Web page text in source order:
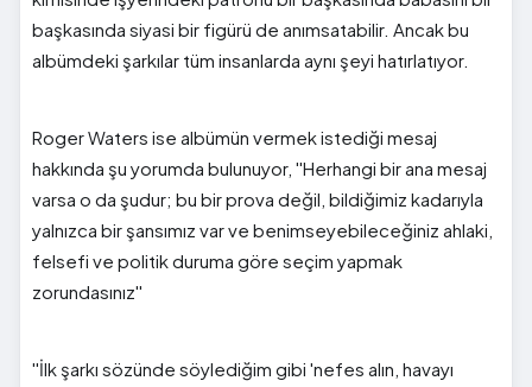
başkasında siyasi bir figürü de anımsatabilir. Ancak bu
albümdeki şarkılar tüm insanlarda aynı şeyi hatırlatıyor.
Roger Waters ise albümün vermek istediği mesaj
hakkında şu yorumda bulunuyor, ''Herhangi bir ana mesaj
varsa o da şudur; bu bir prova değil, bildiğimiz kadarıyla
yalnızca bir şansımız var ve benimseyebileceğiniz ahlaki,
felsefi ve politik duruma göre seçim yapmak
zorundasınız''
''İlk şarkı sözünde söylediğim gibi 'nefes alın, havayı